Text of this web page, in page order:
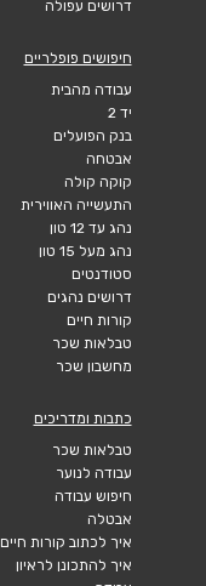
דרושים עפולה
חיפושים פופלריים
עבודה מהבית
יד 2
בנק הפועלים
אבטחה
קוקה קולה
התעשייה האווירית
נהג עד 12 טון
נהג מעל 15 טון
סטודנטים
דרושים נהגים
קורות חיים
טבלאות שכר
מחשבון שכר
כתבות ומדריכים
טבלאות שכר
עבודה לנוער
חיפוש עבודה
אבטלה
איך לכתוב קורות חיים
איך להתכונן לראיון